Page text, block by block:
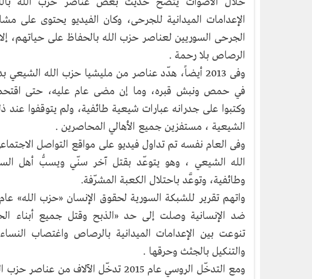
الإعدامات الميدانية للجرحى، وكان الفيديو يحتوى على
الجرحى السوريين لعناصر حزب الله بالحفاظ على حياتهم،
الرصاص بلا رحمة .
وفى 2013 أيضاً، هدّد عناصر من مليشيا حزب الله
في حمص ونبش قبره، وما إن مضى عام عليه، حتى
وكتبوا على جدرانه عبارات شيعية طائفية، ولم يتوقفوا عند
الشيعية ، مستفزين جميع الأهالي المحاصرين .
وفى العام نفسه تم تداول فيديو على مواقع التواصل
الله الشيعي ، وهو يتوعّد بقتل آخر سنّي ويسبُّ أهل
وطائفية، وتوعَّد باحتلال الكعبة المشرّفة.
ضد الإنسانية وصلت إلى حد «الذبح وقتل جميع أبناء
تنوعت بين الإعدامات الميدانية بالرصاص واغتصاب
والتنكيل بالجثث وحرقها .
ومع التدخّل الروسي عام 2015 تدخّل الآلاف